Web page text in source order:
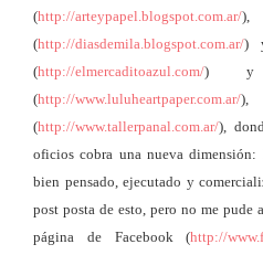
(http://arteypapel.blogspot.com.ar/),
(http://diasdemila.blogspot.com.ar/)
(http://elmercaditoazul.com/) y
(http://www.luluheartpaper.com.ar/),
(http://www.tallerpanal.com.ar/),
oficios cobra una nueva
bien pensado, ejecutado y
post posta de esto, pero no me
página de Facebook (http://